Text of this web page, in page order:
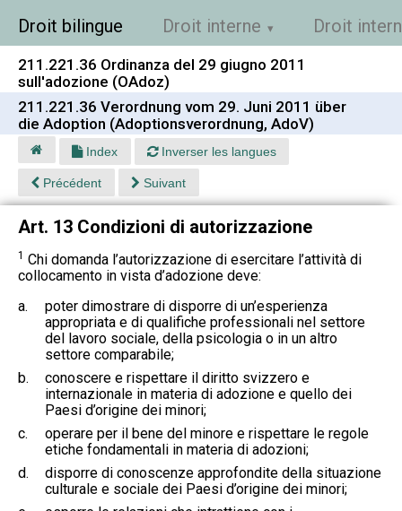
Droit bilingue Droit interne Droit
211.221.36 Ordinanza del 29 giugno 2011
sull'adozione (OAdoz)
211.221.36 Verordnung vom 29. Juni 2011 über
die Adoption (Adoptionsverordnung, AdoV)
Index Inverser les langues
Précédent Suivant
Art. 13 Condizioni di autorizzazione
1 Chi domanda l’autorizzazione di esercitare l’attività di
collocamento in vista d’adozione deve:
a.
poter dimostrare di disporre di un’esperienza
appropriata e di qualifiche professionali nel settore
del lavoro sociale, della psicologia o in un altro
settore comparabile;
b.
conoscere e rispettare il diritto svizzero e
internazionale in materia di adozione e quello dei
Paesi d’origine dei minori;
c.
operare per il bene del minore e rispettare le regole
etiche fondamentali in materia di adozioni;
d.
disporre di conoscenze approfondite della situazione
culturale e sociale dei Paesi d’origine dei minori;